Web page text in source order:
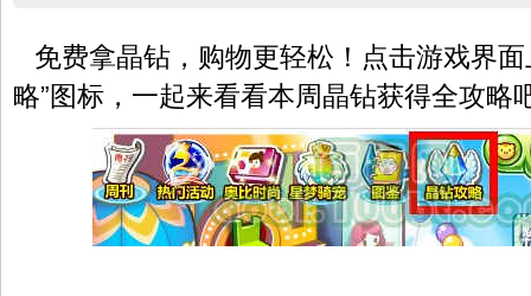
免费拿晶钻，购物更轻松！点击游戏界面
略”图标，一起来看看本周晶钻获得全攻略